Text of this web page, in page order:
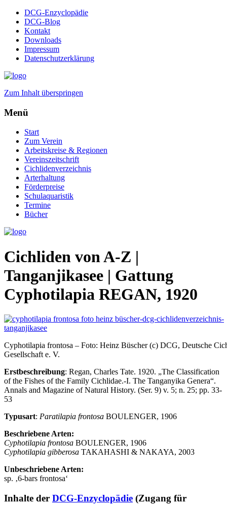
DCG-Enzyclopädie
DCG-Blog
Kontakt
Downloads
Impressum
Datenschutzerklärung
Zum Inhalt überspringen
Menü
Start
Zum Verein
Arbeitskreise & Regionen
Vereinszeitschrift
Cichlidenverzeichnis
Arterhaltung
Förderpreise
Schulaquaristik
Termine
Bücher
Cichliden von A-Z |
Tanganjikasee | Gattung
Cyphotilapia REGAN, 1920
Cyphotilapia frontosa – Foto: Heinz Büscher (c) DCG, Deutsche
Gesellschaft e. V.
Erstbeschreibung: Regan, Charles Tate. 1920. „The Classification
of the Fishes of the Family Cichlidae.-I. The Tanganyika Genera“.
Annals and Magazine of Natural History. (Ser. 9) v. 5; n. 25; pp. 33-
53
Typusart: Paratilapia frontosa BOULENGER, 1906
Beschriebene Arten:
Cyphotilapia frontosa BOULENGER, 1906
Cyphotilapia gibberosa TAKAHASHI & NAKAYA, 2003
Unbeschriebene Arten:
sp. ‚6-bars frontosa‘
Inhalte der DCG-Enzyclopädie (Zugang für